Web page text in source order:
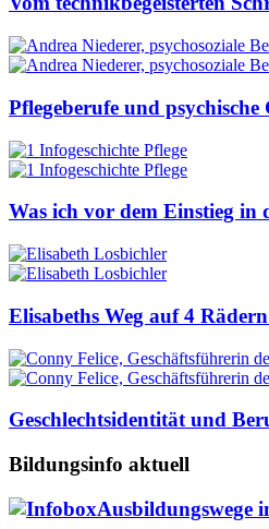
Pflegeberufe und psychische
Was ich vor dem Einstieg in
Elisabeths Weg auf 4
Geschlechtsidentität und
Bildungsinfo aktuell
Ausbildungswege